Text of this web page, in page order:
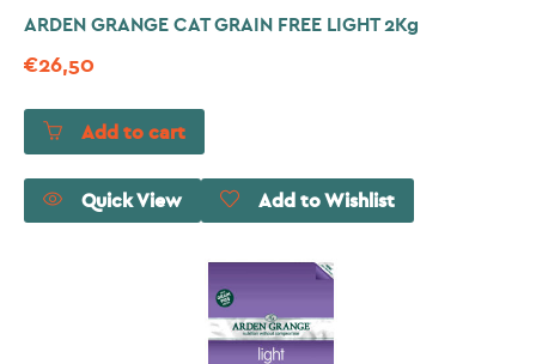
ARDEN GRANGE CAT GRAIN FREE LIGHT 2Kg
€26,50
Add to cart
Quick View Add to Wishlist